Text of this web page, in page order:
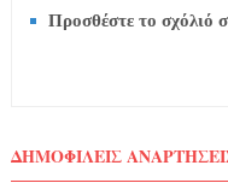
Προσθέστε το σχόλιό
ΔΗΜΟΦΙΛΕΙΣ